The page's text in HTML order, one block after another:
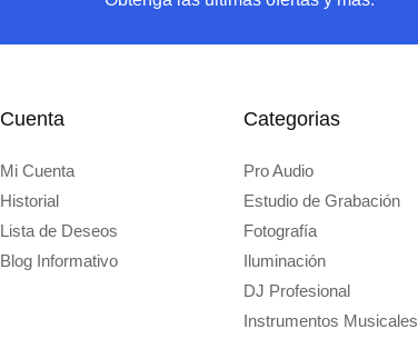
Cuenta
Mi Cuenta
Historial
Lista de Deseos
Blog Informativo
Categorias
Pro Audio
Estudio de Grabación
Fotografía
Iluminación
DJ Profesional
Instrumentos Musicales